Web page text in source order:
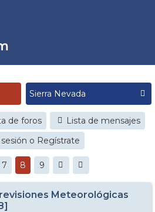
de foros
Lista de mensajes
sesión o Regístrate
7 8 9
Meteorológicas